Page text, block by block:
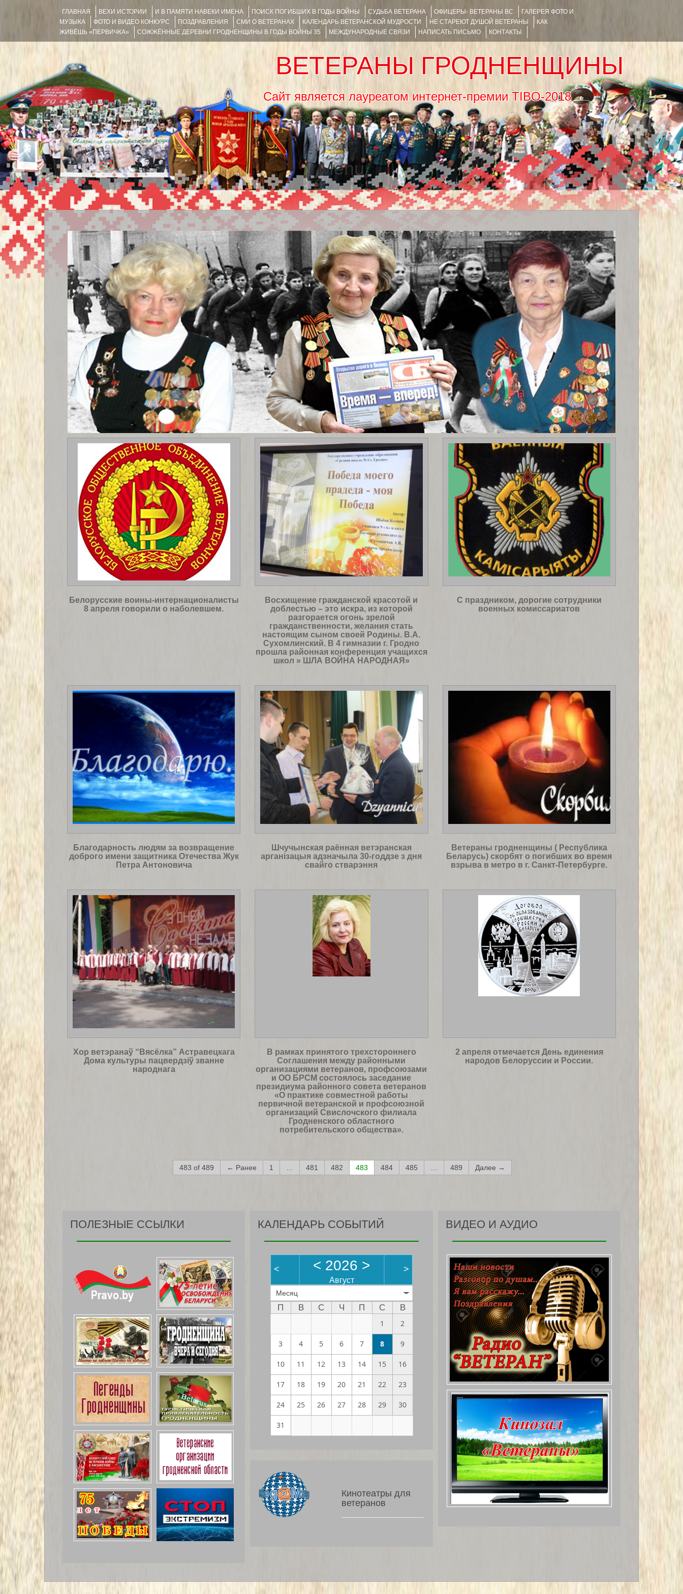
ГЛАВНАЯ ВЕХИ ИСТОРИИ И В ПАМЯТИ НАВЕКИ ИМЕНА ПОИСК ПОГИБШИХ В ГОДЫ ВОЙНЫ СУДЬБА ВЕТЕРАНА ОФИЦЕРЫ- ВЕТЕРАНЫ ВС
ГАЛЕРЕЯ ФОТО И
МУЗЫКА
ФОТО И ВИДЕО КОНКУРС ПОЗДРАВЛЕНИЯ СМИ О ВЕТЕРАНАХ КАЛЕНДАРЬ ВЕТЕРАНСКОЙ МУДРОСТИ НЕ СТАРЕЮТ ДУШОЙ ВЕТЕРАНЫ
КАК
ЖИВЁШЬ «ПЕРВИЧКА»
СОЖЖЁННЫЕ ДЕРЕВНИ ГРОДНЕНЩИНЫ В ГОДЫ ВОЙНЫ 35 МЕЖДУНАРОДНЫЕ СВЯЗИ НАПИСАТЬ ПИСЬМО КОНТАКТЫ
ВЕТЕРАНЫ ГРОДНЕНЩИНЫ
Сайт является лауреатом интернет-премии TIBO-2018
Menu
SKIP TO CONTENT
Белорусские воины-интернационалисты
8 апреля говорили о наболевшем.
Восхищение гражданской красотой и
доблестью – это искра, из которой
разгорается огонь зрелой
гражданственности, желания стать
настоящим сыном своей Родины. В.А.
Сухомлинский. В 4 гимназии г. Гродно
прошла районная конференция учащихся
школ » ШЛА ВОЙНА НАРОДНАЯ»
С праздником, дорогие сотрудники
военных комиссариатов
Благодарность людям за возвращение
доброго имени защитника Отечества Жук
Петра Антоновича
Шчучынская раённая ветэранская
арганізацыя адзначыла 30-годдзе з дня
свайго стварэння
Ветераны гродненщины ( Республика
Беларусь) скорбят о погибших во время
взрыва в метро в г. Санкт-Петербурге.
Хор ветэранаў “Вясёлка” Астравецкага
Дома культуры пацвердзіў званне
народнага
В рамках принятого трехстороннего
Соглашения между районными
организациями ветеранов, профсоюзами
и ОО БРСМ состоялось заседание
президиума районного совета ветеранов
«О практике совместной работы
первичной ветеранской и профсоюзной
организаций Свислочского филиала
Гродненского областного
потребительского общества».
2 апреля отмечается День единения
народов Белоруссии и России.
483 of 489 ← Ранее 1 481 482 483 484 485 489 Далее →
ПОЛЕЗНЫЕ ССЫЛКИ КАЛЕНДАРЬ СОБЫТИЙ
< < 2026 >
Август
>
Месяц
П В С Ч П С
В
1
2
3 4 5 6 7 8 9
10 11 12 13 14 15 16
17 18 19 20 21 22 23
24 25 26 27 28 29 30
31
Кинотеатры для
ветеранов
ВИДЕО И АУДИО